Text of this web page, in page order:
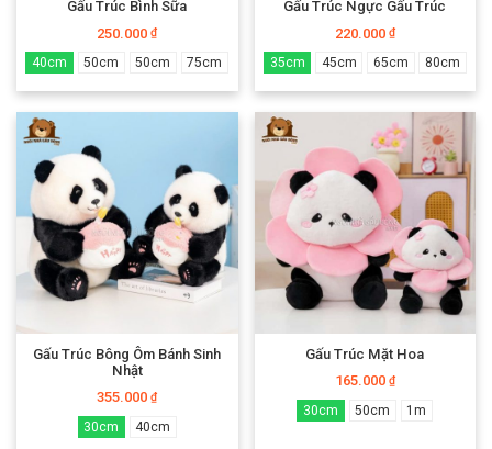
Gấu Trúc Bình Sữa
250.000₫
40cm 50cm 50cm 75cm
Gấu Trúc Ngực Gấu Trúc
220.000 ₫
35cm 45cm 65cm 80cm
Gấu Trúc Bông Ôm Bánh Sinh
Nhật
355.000₫
30cm 40cm
Gấu Trúc Mặt Hoa
165.000 ₫
30cm 50cm 1m